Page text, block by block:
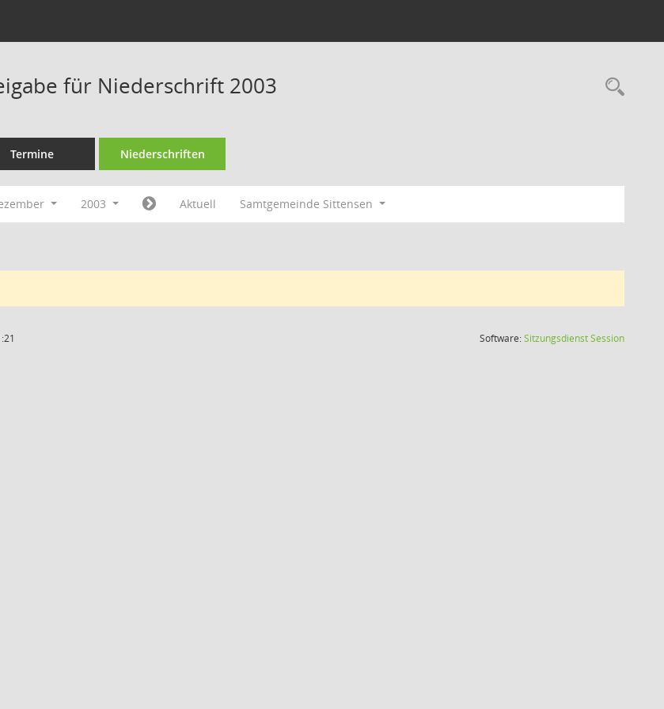
für Niederschrift 2003
Termine Niederschriften
2003 Aktuell Samtgemeinde Sittensen
Software:SitzungsdienstSession(Wird in